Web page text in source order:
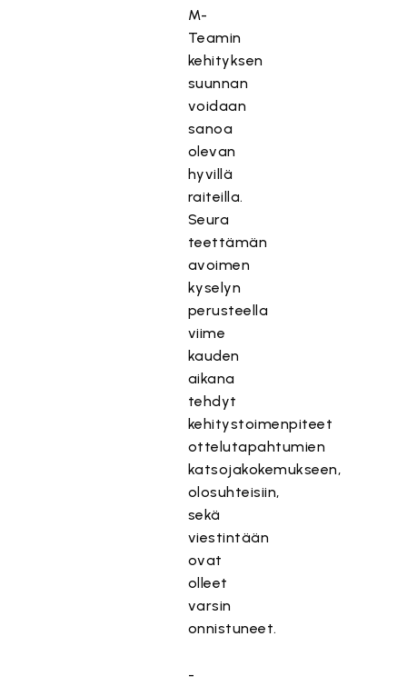
M-
Teamin
kehityksen
suunnan
voidaan
sanoa
olevan
hyvillä
raiteilla.
Seura
teettämän
avoimen
kyselyn
perusteella
viime
kauden
aikana
tehdyt
kehitystoimenpiteet
ottelutapahtumien
katsojakokemukseen,
olosuhteisiin,
sekä
viestintään
ovat
olleet
varsin
onnistuneet.
-